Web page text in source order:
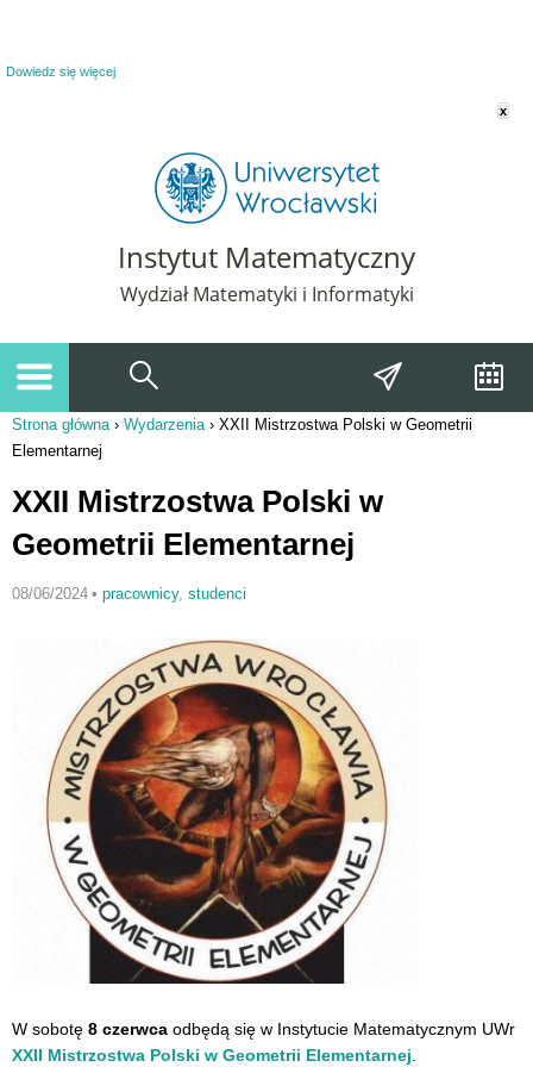
Dowiedz się więcej
x
Instytut Matematyczny
Wydział Matematyki i Informatyki
Jesteś tutaj
Strona główna› Wydarzenia› XXII Mistrzostwa Polski w Geometrii
Elementarnej
XXII Mistrzostwa Polski w
Geometrii Elementarnej
08/06/2024 • pracownicy, studenci
W sobotę 8 czerwca odbędą się w Instytucie Matematycznym UWr
XXII Mistrzostwa Polski w Geometrii Elementarnej